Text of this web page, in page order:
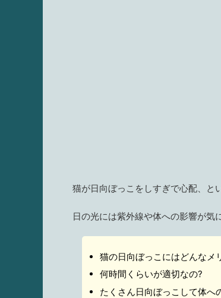
猫が日向ぼっこをしすぎで心配、と
日の光には紫外線や体への影響が気
猫の日向ぼっこにはどんなメ
何時間くらいが適切なの?
たくさん日向ぼっこして体へ